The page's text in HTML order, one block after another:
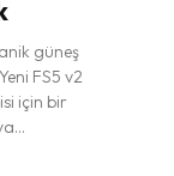
güneş
FS5 v2
için bir